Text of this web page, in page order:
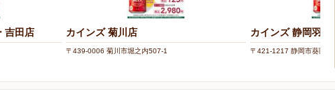
吉田店 カインズ 菊川店
〒439-0006 菊川市堀之内507-1
カインズ 静岡羽鳥店
〒421-1217 静岡市葵区羽